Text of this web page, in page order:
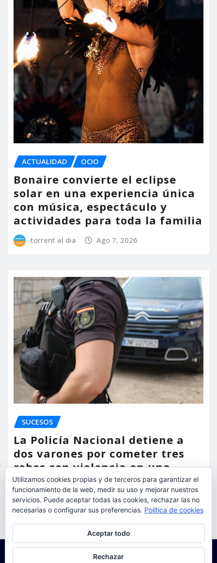
ACTUALIDAD OCIO
Bonaire convierte el eclipse
solar en una experiencia única
con música, espectáculo y
actividades para toda la familia
torrent al dia Ago 7, 2026
SUCESOS
La Policía Nacional detiene a
dos varones por cometer tres
robos con violencia en una
misma mañana
torrent al dia Ago 7, 2026
Utilizamos cookies propias y de terceros para garantizar el
funcionamiento de la web, medir su uso y mejorar nuestros
servicios. Puede aceptar todas las cookies, rechazar las no
necesarias o configurar sus preferencias. Política de cookies
Aceptar todo
Rechazar
Para obtener más información, incluido cómo gestionar las cookies,